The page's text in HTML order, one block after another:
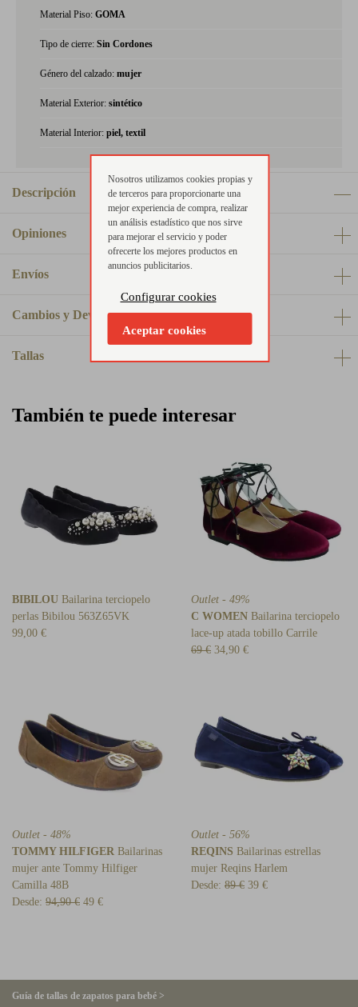
Material Piso: GOMA
Tipo de cierre: Sin Cordones
Género del calzado: mujer
Material Exterior: sintético
Material Interior: piel, textil
Descripción
Opiniones
Envíos
Cambios y Devoluciones
Tallas
También te puede interesar
BIBILOU Bailarina terciopelo
perlas Bibilou 563Z65VK
99,00 €
Outlet - 49%
C WOMEN Bailarina terciopelo
lace-up atada tobillo Carrile
69 € 34,90 €
Outlet - 48%
TOMMY HILFIGER Bailarinas
mujer ante Tommy Hilfiger
Camilla 48B
Desde: 94,90 € 49 €
Outlet - 56%
REQINS Bailarinas estrellas
mujer Reqins Harlem
Desde: 89 € 39 €
Guía de tallas de zapatos para bebé >
Nosotros utilizamos cookies propias y
de terceros para proporcionarte una
mejor experiencia de compra, realizar
un análisis estadístico que nos sirve
para mejorar el servicio y poder
ofrecerte los mejores productos en
anuncios publicitarios.
Configurar cookies
Aceptar cookies